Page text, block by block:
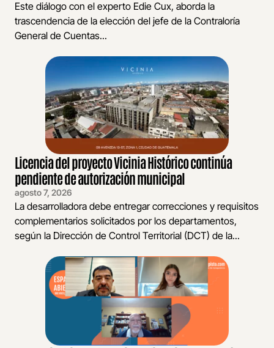
Este diálogo con el experto Edie Cux, aborda la
trascendencia de la elección del jefe de la Contraloría
General de Cuentas...
Licencia del proyecto Vicinia Histórico continúa
pendiente de autorización municipal
agosto 7, 2026
La desarrolladora debe entregar correcciones y requisitos
complementarios solicitados por los departamentos,
según la Dirección de Control Territorial (DCT) de la...